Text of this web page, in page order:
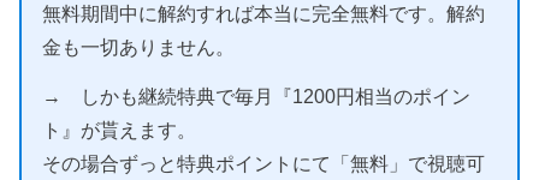
無料期間中に解約すれば本当に完全無料です。解約
金も一切ありません。
→ しかも継続特典で毎月『1200円相当のポイン
ト』が貰えます。
その場合ずっと特典ポイントにて「無料」で視聴可